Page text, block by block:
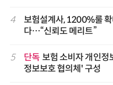
4
보험설계사, 1200%룰
다…“신뢰도 메리트”
5 단독 보험 소비자 개인
정보보호 협의체' 구성